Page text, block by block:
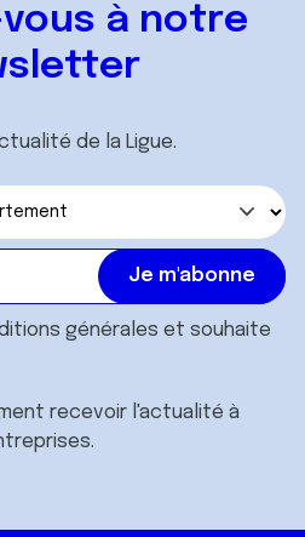
à notre
de la Ligue.
générales et souhaite
recevoir l'actualité à